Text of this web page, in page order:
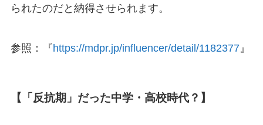
られたのだと納得させられます。
参照：『https://mdpr.jp/influencer/detail/1182377』
【「反抗期」だった中学・高校時代？】